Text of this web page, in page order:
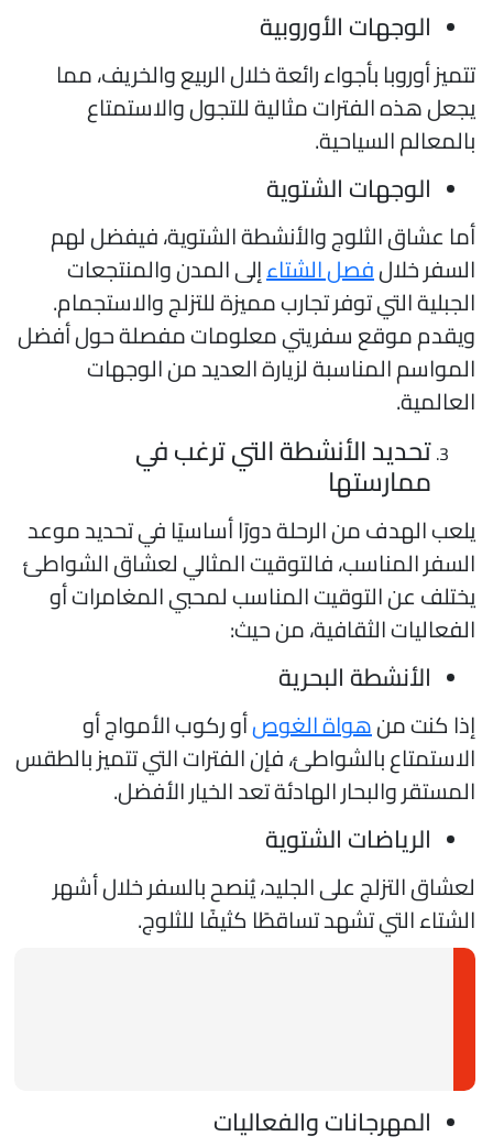
الوجهات الأوروبية
أوروبا بأجواء رائعة خلال الربيع والخريف، مما
هذه الفترات مثالية للتجول والاستمتاع
السياحية.
الوجهات الشتوية
عشاق الثلوج والأنشطة الشتوية، فيفضل لهم
خلالفصل الشتاءإلى المدن والمنتجعات
التي توفر تجارب مميزة للتزلج والاستجمام.
موقع سفريتي معلومات مفصلة حول أفضل
المناسبة لزيارة العديد من الوجهات
تحديد الأنشطة التي ترغب في
ممارستها
الهدف من الرحلة دورًا أساسيًا في تحديد موعد
المناسب، فالتوقيت المثالي لعشاق الشواطئ
عن التوقيت المناسب لمحبي المغامرات أو
الثقافية، من حيث:
الأنشطة البحرية
كنت منهواة الغوصأو ركوب الأمواج أو
بالشواطئ، فإن الفترات التي تتميز بالطقس
والبحار الهادئة تعد الخيار الأفضل.
الرياضات الشتوية
التزلج على الجليد، يُنصح بالسفر خلال أشهر
التي تشهد تساقطًا كثيفًا للثلوج.
المهرجانات والفعاليات